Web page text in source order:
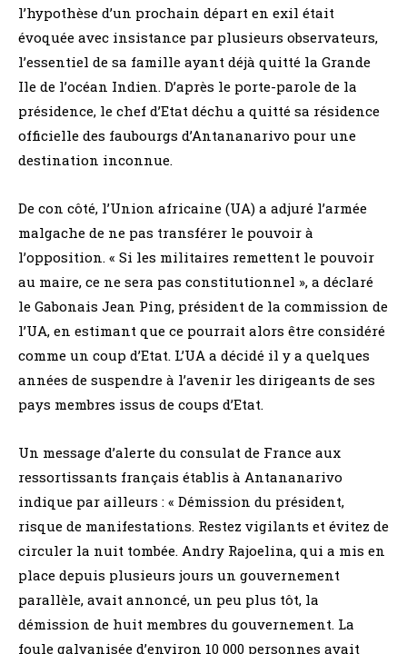
l’hypothèse d’un prochain départ en exil était
évoquée avec insistance par plusieurs observateurs,
l’essentiel de sa famille ayant déjà quitté la Grande
Ile de l’océan Indien. D’après le porte-parole de la
présidence, le chef d’Etat déchu a quitté sa résidence
officielle des faubourgs d’Antananarivo pour une
destination inconnue.
De con côté, l’Union africaine (UA) a adjuré l’armée
malgache de ne pas transférer le pouvoir à
l’opposition. « Si les militaires remettent le pouvoir
au maire, ce ne sera pas constitutionnel », a déclaré
le Gabonais Jean Ping, président de la commission de
l’UA, en estimant que ce pourrait alors être considéré
comme un coup d’Etat. L’UA a décidé il y a quelques
années de suspendre à l’avenir les dirigeants de ses
pays membres issus de coups d’Etat.
Un message d’alerte du consulat de France aux
ressortissants français établis à Antananarivo
indique par ailleurs : « Démission du président,
risque de manifestations. Restez vigilants et évitez de
circuler la nuit tombée. Andry Rajoelina, qui a mis en
place depuis plusieurs jours un gouvernement
parallèle, avait annoncé, un peu plus tôt, la
démission de huit membres du gouvernement. La
foule galvanisée d’environ 10 000 personnes avait